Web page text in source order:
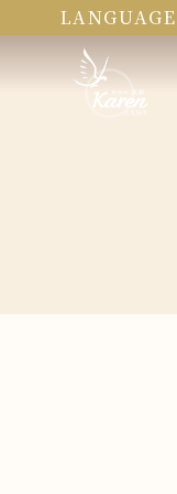
LANGUAGE